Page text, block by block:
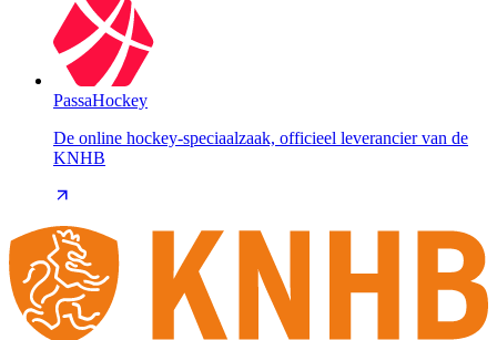
PassaHockey
De online hockey-speciaalzaak, officieel leverancier van de
KNHB